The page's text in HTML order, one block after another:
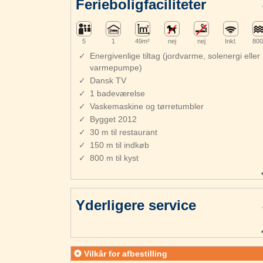
Ferieboligfaciliteter
5 1 49m² nej nej Inkl.
Energivenlige tiltag (jordvarme, solenergi eller
varmepumpe)
Dansk TV
1 badeværelse
Vaskemaskine og tørretumbler
Bygget 2012
30 m til restaurant
150 m til indkøb
800 m til kyst
Yderligere service
Vilkår for afbestilling